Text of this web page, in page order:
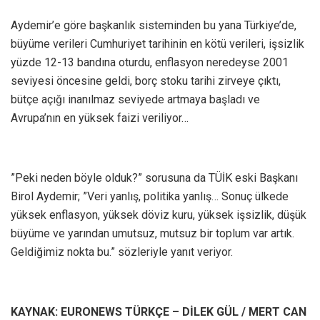
Aydemir’e göre başkanlık sisteminden bu yana Türkiye’de,
büyüme verileri Cumhuriyet tarihinin en kötü verileri, işsizlik
yüzde 12-13 bandına oturdu, enflasyon neredeyse 2001
seviyesi öncesine geldi, borç stoku tarihi zirveye çıktı,
bütçe açığı inanılmaz seviyede artmaya başladı ve
Avrupa’nın en yüksek faizi veriliyor…
”Peki neden böyle olduk?” sorusuna da TÜİK eski Başkanı
Birol Aydemir; ”Veri yanlış, politika yanlış… Sonuç ülkede
yüksek enflasyon, yüksek döviz kuru, yüksek işsizlik, düşük
büyüme ve yarından umutsuz, mutsuz bir toplum var artık.
Geldiğimiz nokta bu.” sözleriyle yanıt veriyor.
KAYNAK: EURONEWS TÜRKÇE – DİLEK GÜL / MERT CAN